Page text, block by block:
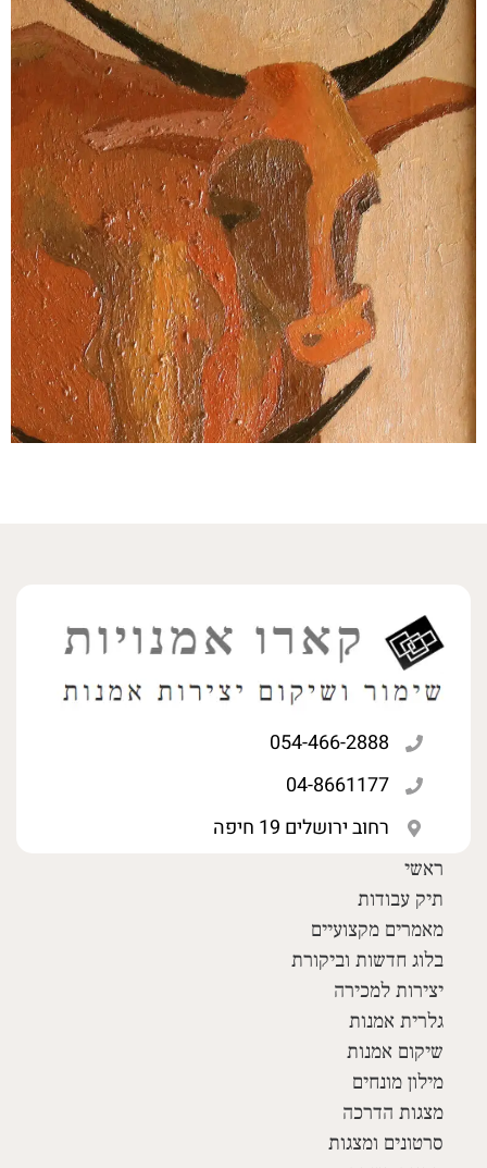
054-466-2888
04-8661177
רחוב ירושלים 19 חיפה
ראשי
תיק עבודות
מאמרים מקצועיים
בלוג חדשות וביקורת
יצירות למכירה
גלרית אמנות
שיקום אמנות
מילון מונחים
מצגות הדרכה
סרטונים ומצגות